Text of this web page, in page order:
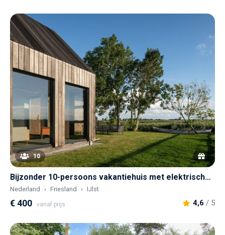
10
Bijzonder 10-persoons vakantiehuis met elektrische sloep
Nederland Friesland IJlst
€ 400 vanaf prijs 4,6 / 5